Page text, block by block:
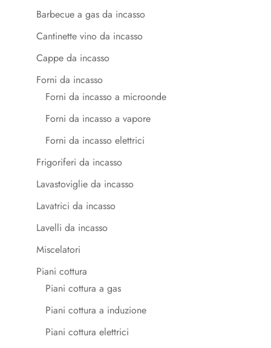
Barbecue a gas da incasso
Cantinette vino da incasso
Cappe da incasso
Forni da incasso
Forni da incasso a microonde
Forni da incasso a vapore
Forni da incasso elettrici
Frigoriferi da incasso
Lavastoviglie da incasso
Lavatrici da incasso
Lavelli da incasso
Miscelatori
Piani cottura
Piani cottura a gas
Piani cottura a induzione
Piani cottura elettrici